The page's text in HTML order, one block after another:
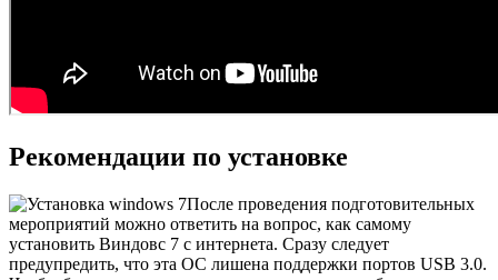
Рекомендации по установке
После проведения подготовительных
мероприятий можно ответить на вопрос, как самому
установить Виндовс 7 с интернета. Сразу следует
предупредить, что эта ОС лишена поддержки портов USB 3.0.